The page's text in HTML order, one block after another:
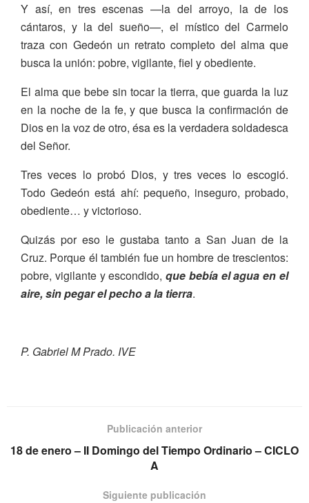
Y así, en tres escenas —la del arroyo, la de los
cántaros, y la del sueño—, el místico del Carmelo
traza con Gedeón un retrato completo del alma que
busca la unión: pobre, vigilante, fiel y obediente.
El alma que bebe sin tocar la tierra, que guarda la luz
en la noche de la fe, y que busca la confirmación de
Dios en la voz de otro, ésa es la verdadera soldadesca
del Señor.
Tres veces lo probó Dios, y tres veces lo escogió.
Todo Gedeón está ahí: pequeño, inseguro, probado,
obediente… y victorioso.
Quizás por eso le gustaba tanto a San Juan de la
Cruz. Porque él también fue un hombre de trescientos:
pobre, vigilante y escondido,que bebía el agua en el
aire, sin pegar el pecho a la tierra.
P. Gabriel M Prado. IVE
Publicación anterior
18 de enero – II Domingo del Tiempo Ordinario – CICLO
A
Siguiente publicación